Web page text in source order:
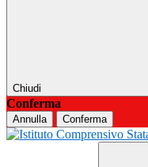
Chiudi
Conferma
Annulla Conferma